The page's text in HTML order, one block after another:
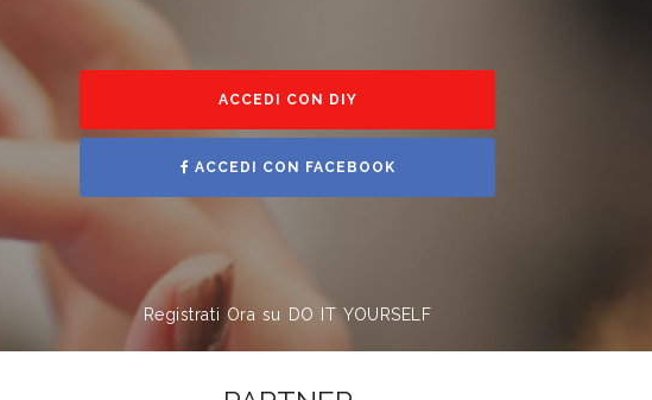
ACCEDI CON DIY
ACCEDI CON FACEBOOK
Registrati Ora su DO IT YOURSELF